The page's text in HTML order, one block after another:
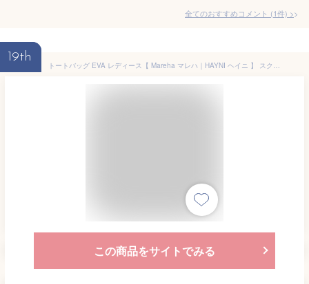
全てのおすすめコメント (1件) >
19th
トートバッグ EVA レディース【 Mareha マレハ｜HAYNI ヘイニ 】 スクエア 大きめ A4 大容量 肩掛け かわいい 可愛い きれいめ カジュアル 巾着 コインケース付き かごバッグ ロープ風ハンドル 夏 海 プール ビーチ 旅行 おしゃれ 母の日
この商品をサイトでみる